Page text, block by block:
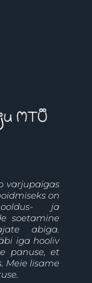
varjupaigas
on
ja
soetamine
abiga.
iga hooliv
panuse, et
Meie lisame